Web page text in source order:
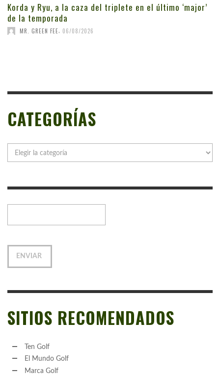
Korda y Ryu, a la caza del triplete en el último ‘major’
de la temporada
MR. GREEN FEE 06/08/2026
CATEGORÍAS
SITIOS RECOMENDADOS
Ten Golf
El Mundo Golf
Marca Golf